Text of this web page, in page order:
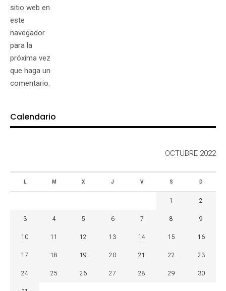
sitio web en
este
navegador
para la
próxima vez
que haga un
comentario.
Calendario
OCTUBRE 2022
L M X J V S D
1 2
3 4 5 6 7 8 9
10 11 12 13 14 15 16
17 18 19 20 21 22 23
24 25 26 27 28 29 30